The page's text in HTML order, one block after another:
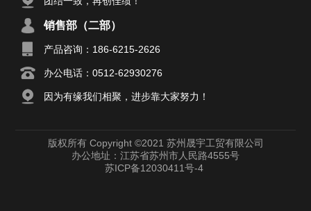
销售部（二部）
产品咨询：186-6215-2626
办公电话：0512-62930276
因为有缘我们相聚，进步靠大家努力！
版权所有 Copyright ©2021 苏州晟宇工贸有限公司
办公地址：江苏省苏州市人民路4555号
苏ICP备12030411号-4